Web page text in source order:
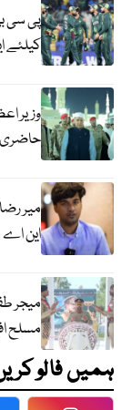
پی سی
کیلئے
وزیر
حاضری
میر
این
مسلح
ہمیں فالو